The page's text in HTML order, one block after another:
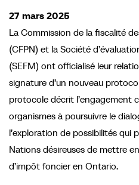
27 mars 2025
La Commission de la fiscalité
(CFPN) et la Société
(SEFM) ont officialisé leur
signature d’un nouveau
protocole décrit l’engagement
organismes à poursuivre le
l’exploration de possibilités qui
Nations désireuses de mettre
d’impôt foncier en Ontario.